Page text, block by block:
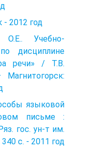
2012 год
Учебно-
дисциплине
речи» / Т.В.
языковой
письме :
гос. ун-т им.
с. - 2011 год